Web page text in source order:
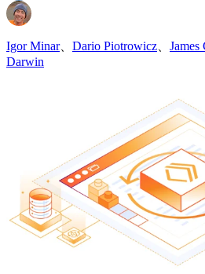
Igor Minar、 Dario Piotrowicz James
Darwin